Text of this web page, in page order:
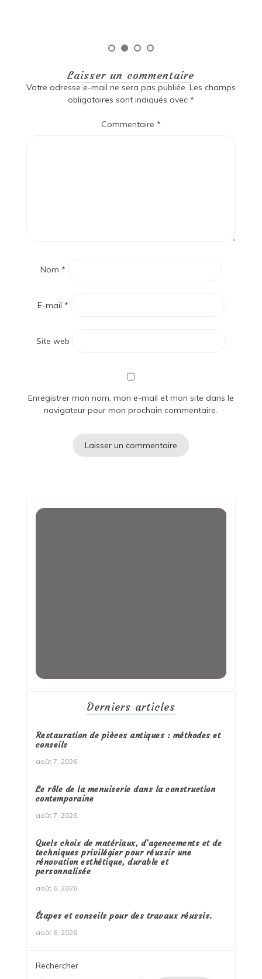
Laisser un commentaire
Votre adresse e-mail ne sera pas publiée. Les champs
obligatoires sont indiqués avec *
Commentaire *
Nom *
E-mail *
Site web
Enregistrer mon nom, mon e-mail et mon site dans le
navigateur pour mon prochain commentaire.
Derniers articles
Restauration de pièces antiques : méthodes et
conseils
août 7, 2026
Le rôle de la menuiserie dans la construction
contemporaine
août 7, 2026
Quels choix de matériaux, d’agencements et de
techniques privilégier pour réussir une
rénovation esthétique, durable et
personnalisée
août 6, 2026
Étapes et conseils pour des travaux réussis.
août 6, 2026
Rechercher